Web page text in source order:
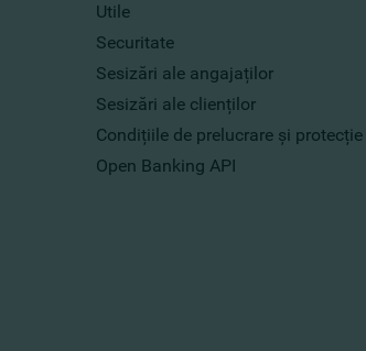
Utile
Securitate
Sesizări ale angajaților
Sesizări ale clienților
Condițiile de prelucrare și
Open Banking API